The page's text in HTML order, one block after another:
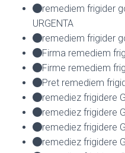
remediem frigider
URGENTA
remediem frigider
Firma remediem
Firme remediem
Pret remediem
remediez frigidere
remediez frigidere
remediez frigidere
remediez frigidere